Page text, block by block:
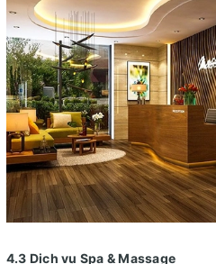
4.3 Dịch vụ Spa & Massage